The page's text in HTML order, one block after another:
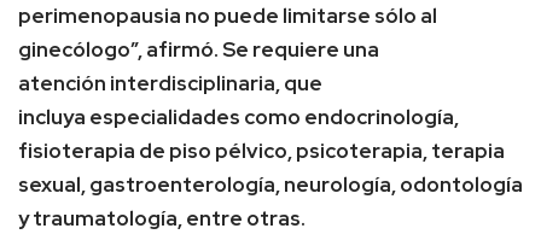
perimenopausia no puede limitarse sólo al
ginecólogo”, afirmó. Se requiere una
atención interdisciplinaria, que
incluya especialidades como endocrinología,
fisioterapia de piso pélvico, psicoterapia, terapia
sexual, gastroenterología, neurología, odontología
y traumatología, entre otras.